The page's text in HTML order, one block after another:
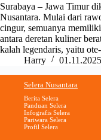
Surabaya – Jawa Timur
Nusantara. Mulai dari
cingur, semuanya
antara deretan kuliner
kalah legendaris, yaitu
Harry
01.11.2025
Selera Nusantara
Berita Selera
Panduan Selera
Infografis Selera
Pariwara Selera
Profil Selera